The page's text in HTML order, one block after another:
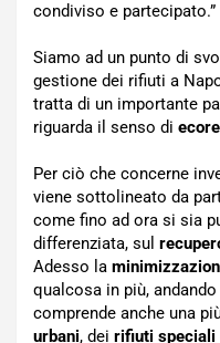
condiviso e partecipato.”
Siamo ad un punto di
gestione dei rifiuti a
tratta di un importante
riguarda il senso di
Per ciò che concerne
viene sottolineato da
come fino ad ora si sia
differenziata, sul
Adesso la
qualcosa in più,
comprende anche una
urbani, dei rifiuti speciali